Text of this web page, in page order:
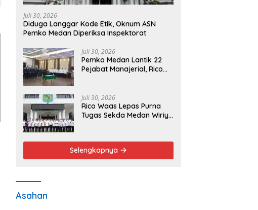
Juli 30, 2026
Diduga Langgar Kode Etik, Oknum ASN
Pemko Medan Diperiksa Inspektorat
Juli 30, 2026
Pemko Medan Lantik 22
Pejabat Manajerial, Rico
Transparan
Juli 30, 2026
Rico Waas Lepas Purna
Tugas Sekda Medan Wiriya
Berakhir
Selengkapnya
Asahan